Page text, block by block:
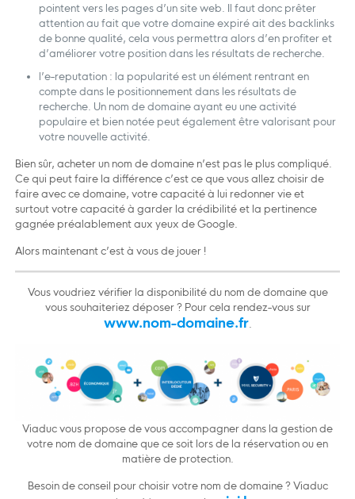
pointent vers les pages d’un site web. Il faut donc prêter
attention au fait que votre domaine expiré ait des backlinks
de bonne qualité, cela vous permettra alors d’en profiter et
d’améliorer votre position dans les résultats de recherche.
l’e-reputation : la popularité est un élément rentrant en
compte dans le positionnement dans les résultats de
recherche. Un nom de domaine ayant eu une activité
populaire et bien notée peut également être valorisant pour
votre nouvelle activité.
Bien sûr, acheter un nom de domaine n’est pas le plus compliqué.
Ce qui peut faire la différence c’est ce que vous allez choisir de
faire avec ce domaine, votre capacité à lui redonner vie et
surtout votre capacité à garder la crédibilité et la pertinence
gagnée préalablement aux yeux de Google.
Alors maintenant c’est à vous de jouer !
Vous voudriez vérifier la disponibilité du nom de domaine que
vous souhaiteriez déposer ? Pour cela rendez-vous sur
www.nom-domaine.fr.
Viaduc vous propose de vous accompagner dans la gestion de
votre nom de domaine que ce soit lors de la réservation ou en
matière de protection.
Besoin de conseil pour choisir votre nom de domaine ? Viaduc